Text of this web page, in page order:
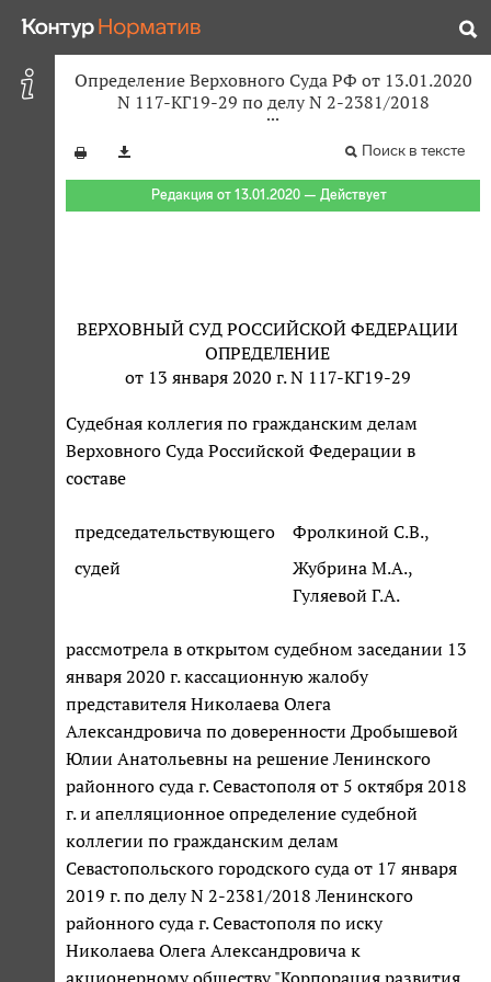
Определение Верховного Суда РФ от 13.01.2020
N 117-КГ19-29 по делу N 2-2381/2018
Поиск в тексте
Редакция от 13.01.2020 — Действует
ВЕРХОВНЫЙ СУД РОССИЙСКОЙ ФЕДЕРАЦИИ
ОПРЕДЕЛЕНИЕ
от 13 января 2020 г. N 117-КГ19-29
Судебная коллегия по гражданским делам
Верховного Суда Российской Федерации в
составе
председательствующего
Фролкиной С.В.,
судей
Жубрина М.А.,
Гуляевой Г.А.
рассмотрела в открытом судебном заседании 13
января 2020 г. кассационную жалобу
представителя Николаева Олега
Александровича по доверенности Дробышевой
Юлии Анатольевны на решение Ленинского
районного суда г. Севастополя от 5 октября 2018
г. и апелляционное определение судебной
коллегии по гражданским делам
Севастопольского городского суда от 17 января
2019 г. по делу N 2-2381/2018 Ленинского
районного суда г. Севастополя по иску
Николаева Олега Александровича к
акционерному обществу "Корпорация развития